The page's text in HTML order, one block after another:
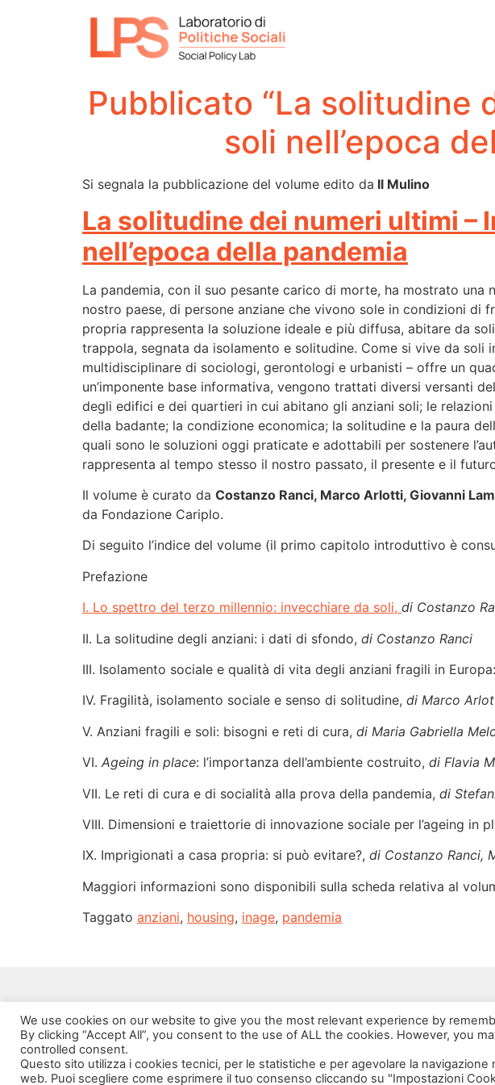
Pubblicato “La solitudine
soli nell’epoca
Si segnala la pubblicazione del volume edito da Il Mulino
La solitudine dei numeri ultimi –
nell’epoca della pandemia
La pandemia, con il suo pesante carico di morte, ha mostrato una
nostro paese, di persone anziane che vivono sole in condizioni di
propria rappresenta la soluzione ideale e più diffusa, abitare da
trappola, segnata da isolamento e solitudine. Come si vive da soli
multidisciplinare di sociologi, gerontologi e urbanisti – offre un
un’imponente base informativa, vengono trattati diversi versanti
degli edifici e dei quartieri in cui abitano gli anziani soli; le
della badante; la condizione economica; la solitudine e la paura
quali sono le soluzioni oggi praticate e adottabili per sostenere
rappresenta al tempo stesso il nostro passato, il presente e il
Il volume è curato da Costanzo Ranci, Marco Arlotti, Giovanni
da Fondazione Cariplo.
Di seguito l’indice del volume (il primo capitolo introduttivo è
Prefazione
I. Lo spettro del terzo millennio: invecchiare da soli, di Costanzo
II. La solitudine degli anziani: i dati di sfondo, di Costanzo Ranci
III. Isolamento sociale e qualità di vita degli anziani fragili in
IV. Fragilità, isolamento sociale e senso di solitudine, di Marco
V. Anziani fragili e soli: bisogni e reti di cura, di Maria Gabriella
VI. Ageing in place: l’importanza dell’ambiente costruito, di Flavia
VII. Le reti di cura e di socialità alla prova della pandemia, di
VIII. Dimensioni e traiettorie di innovazione sociale per l’ageing in
IX. Imprigionati a casa propria: si può evitare?, di Costanzo Ranci,
Maggiori informazioni sono disponibili sulla scheda relativa al
Taggato anziani, housing, inage, pandemia
We use cookies on our website to give you the most relevant experience by
By clicking “Accept All”, you consent to the use of ALL the cookies. However, you
controlled consent.
Questo sito utilizza i cookies tecnici, per le statistiche e per agevolare la
web. Puoi scegliere come esprimere il tuo consenso cliccando su "Impostazioni